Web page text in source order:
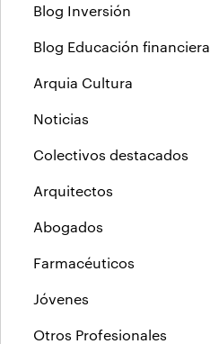
Blog Inversión
Blog Educación financiera
Arquia Cultura
Noticias
Colectivos destacados
Arquitectos
Abogados
Farmacéuticos
Jóvenes
Otros Profesionales